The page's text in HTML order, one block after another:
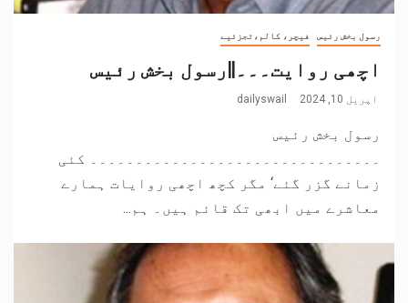
رسول بخش رئیس فیچر، کالم،تجزئیے
اچھی روایت۔۔۔||رسول بخش رئیس
اپریل 10, 2024 dailyswail
رسول بخش رئیس
۔۔۔۔۔۔۔۔۔۔۔۔۔۔۔۔۔۔۔۔۔۔۔۔۔۔۔۔۔۔۔۔ کئی
زمانے گزر گئے‘ مگر کچھ اچھی روایات ہمارے
معاشرے میں ابھی تک قائم ہیں۔ ہم...